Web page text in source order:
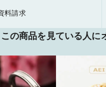
料請求
この商品を見ている人に